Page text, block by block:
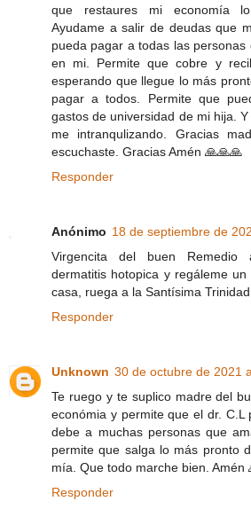
que restaures mi economía
Ayudame a salir de deudas que
pueda pagar a todas las
en mi. Permite que cobre y
esperando que llegue lo más
pagar a todos. Permite que
gastos de universidad de mi hija.
me intranqulizando. Gracias
escuchaste. Gracias Amén 🙏🙏🙏
Responder
Anónimo 18 de septiembre de
Virgencita del buen
dermatitis hotopica y regáleme
casa, ruega a la Santísima
Responder
Unknown 30 de octubre de 2021
Te ruego y te suplico madre del
económia y permite que el dr.
debe a muchas personas que
permite que salga lo más pronto
mía. Que todo marche bien. Amén
Responder